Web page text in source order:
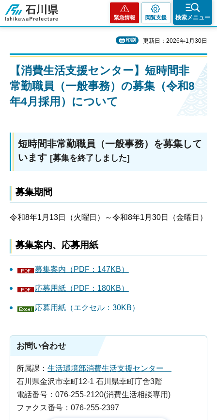
石川県
緊急情報 閲覧支援 検索メニュー
印刷 更新日：2026年1月30日
【消費生活支援センター】短時間非
常勤職員（一般事務）の募集（令和8
年4月採用）について
短時間非常勤職員（一般事務）を募集して
います [募集を終了しました]
募集期間
令和8年1月13日（火曜日）～令和8年1月30日（金曜日）
募集案内、応募用紙
募集案内（PDF：147KB）
応募用紙（PDF：180KB）
応募用紙（エクセル：30KB）
お問い合わせ
所属課： 生活環境部消費生活支援センター
石川県金沢市幸町12-1 石川県幸町庁舎3階
電話番号：076-255-2120(消費生活相談専用)
ファクス番号：076-255-2397